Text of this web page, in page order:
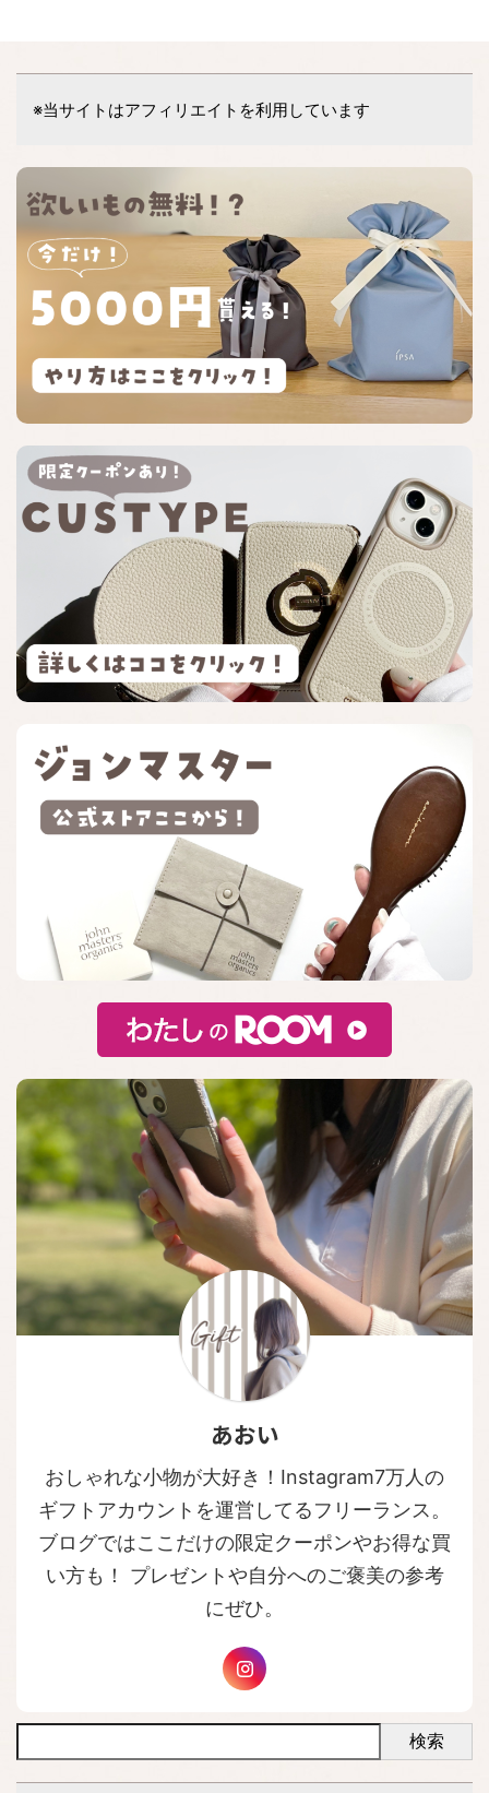
※当サイトはアフィリエイトを利用しています
あおい
おしゃれな小物が大好き！Instagram7万人の
ギフトアカウントを運営してるフリーランス。
ブログではここだけの限定クーポンやお得な買
い方も！ プレゼントや自分へのご褒美の参考
にぜひ。
検索